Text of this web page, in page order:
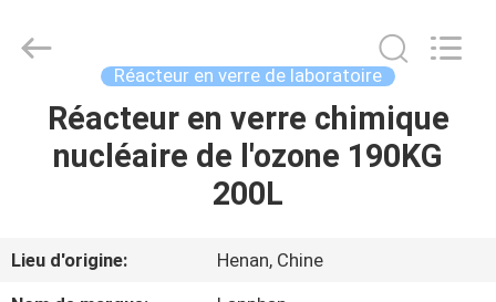
MAISON
VIDÉOS
Lanphan
Industry
Réacteur en verre de laboratoire
Réacteur en verre chimique
nucléaire de l'ozone 190KG
200L
Lieu d'origine:
Henan, Chine